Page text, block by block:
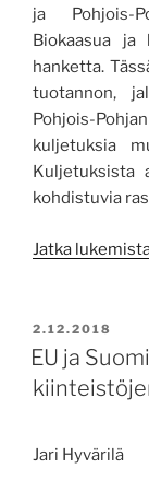
ja Pohjois-
Biokaasua
hanketta.
tuotannon,
Pohjois-
kuljetuksia
Kuljetuksista
kohdistuvia
Jatka
JULKAISTU
2.12.2018
EU ja
Jari Hyvärilä